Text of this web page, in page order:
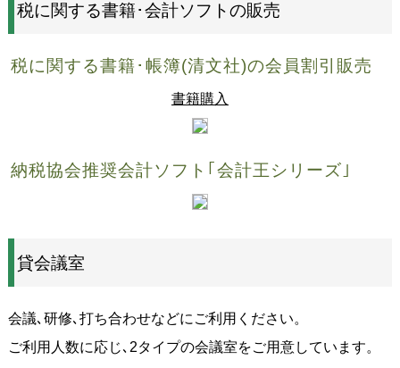
税に関する書籍･会計ソフトの販売
税に関する書籍･帳簿(清文社)の会員割引販売
書籍購入
納税協会推奨会計ソフト｢会計王シリーズ｣
貸会議室
会議､研修､打ち合わせなどにご利用ください。
ご利用人数に応じ､2タイプの会議室をご用意しています。